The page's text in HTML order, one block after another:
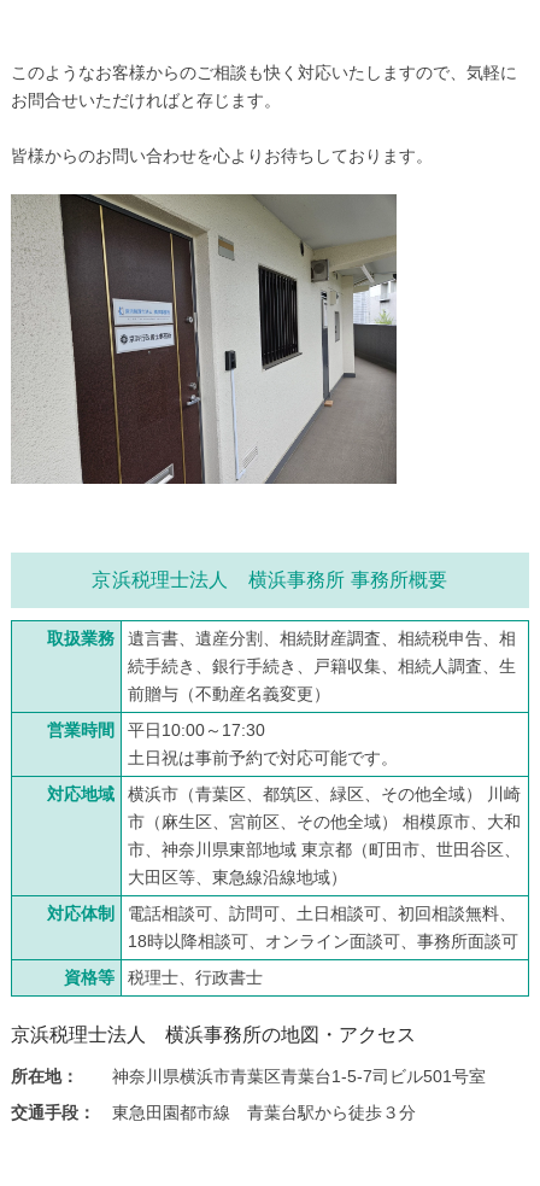
このようなお客様からのご相談も快く対応いたしますので、気軽に
お問合せいただければと存じます。
皆様からのお問い合わせを心よりお待ちしております。
京浜税理士法人 横浜事務所 事務所概要
取扱業務
遺言書、遺産分割、相続財産調査、相続税申告、相
続手続き、銀行手続き、戸籍収集、相続人調査、生
前贈与（不動産名義変更）
営業時間
平日10:00～17:30
土日祝は事前予約で対応可能です。
対応地域
横浜市（青葉区、都筑区、緑区、その他全域） 川崎
市（麻生区、宮前区、その他全域） 相模原市、大和
市、神奈川県東部地域 東京都（町田市、世田谷区、
大田区等、東急線沿線地域）
対応体制
電話相談可、訪問可、土日相談可、初回相談無料、
18時以降相談可、オンライン面談可、事務所面談可
資格等
税理士、行政書士
京浜税理士法人 横浜事務所の地図・アクセス
所在地：
神奈川県横浜市青葉区青葉台1-5-7司ビル501号室
交通手段：
東急田園都市線 青葉台駅から徒歩３分